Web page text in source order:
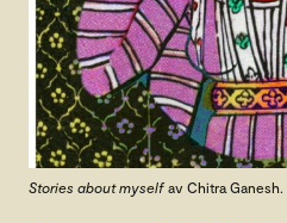
Stories about myself av Chitra Ganesh.